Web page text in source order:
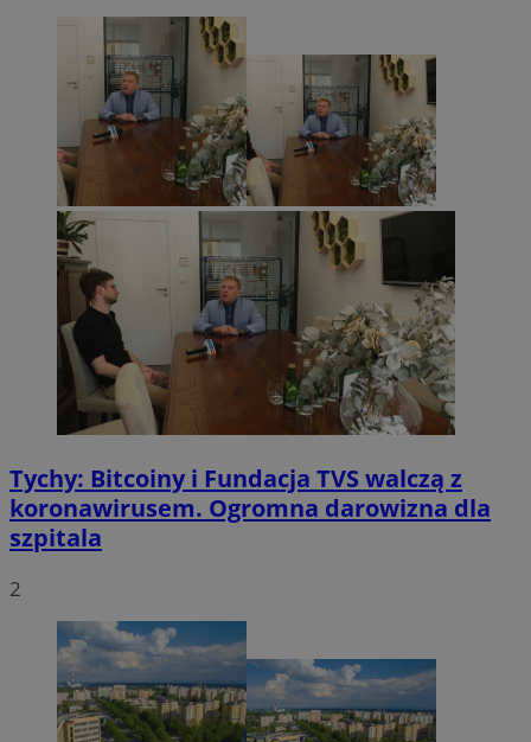
Tychy: Bitcoiny i Fundacja TVS walczą z
koronawirusem. Ogromna darowizna dla
szpitala
2